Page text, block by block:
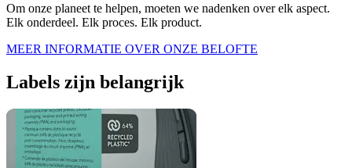
Om onze planeet te helpen, moeten we nadenken over elk aspect.
Elk onderdeel. Elk proces. Elk product.
MEER INFORMATIE OVER ONZE BELOFTE
Labels zijn belangrijk